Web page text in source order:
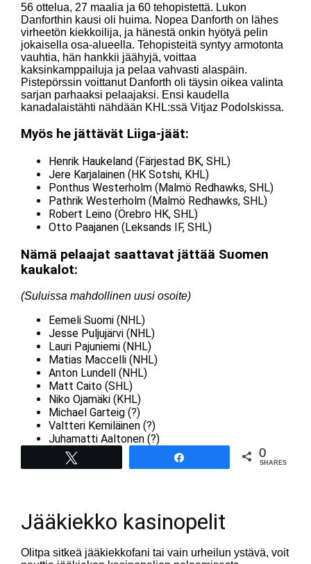
56 ottelua, 27 maalia ja 60 tehopistettä. Lukon
Danforthin kausi oli huima. Nopea Danforth on lähes
virheetön kiekkoilija, ja hänestä onkin hyötyä pelin
jokaisella osa-alueella. Tehopisteitä syntyy armotonta
vauhtia, hän hankkii jäähyjä, voittaa
kaksinkamppailuja ja pelaa vahvasti alaspäin.
Pistepörssin voittanut Danforth oli täysin oikea valinta
sarjan parhaaksi pelaajaksi. Ensi kaudella
kanadalaistähti nähdään KHL:ssä Vitjaz Podolskissa.
Myös he jättävät Liiga-jäät:
Henrik Haukeland (Färjestad BK, SHL)
Jere Karjalainen (HK Sotshi, KHL)
Ponthus Westerholm (Malmö Redhawks, SHL)
Pathrik Westerholm (Malmö Redhawks, SHL)
Robert Leino (Örebro HK, SHL)
Otto Paajanen (Leksands IF, SHL)
Nämä pelaajat saattavat jättää Suomen
kaukalot:
(Suluissa mahdollinen uusi osoite)
Eemeli Suomi (NHL)
Jesse Puljujärvi (NHL)
Lauri Pajuniemi (NHL)
Matias Maccelli (NHL)
Anton Lundell (NHL)
Matt Caito (SHL)
Niko Ojamäki (KHL)
Michael Garteig (?)
Valtteri Kemiläinen (?)
Juhamatti Aaltonen (?)
0
SHARES
Jääkiekko kasinopelit
Olitpa sitkeä jääkiekkofani tai vain urheilun ystävä, voit